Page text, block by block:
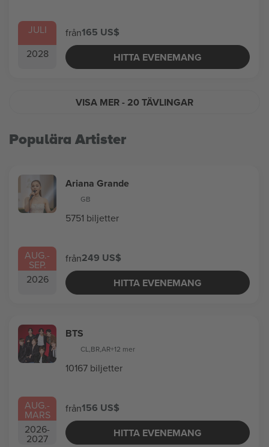
JULI
2028
från165 US$
HITTA EVENEMANG
VISA MER- 20 TÄVLINGAR
Populära Artister
AUG.-
SEP.
2026
Ariana Grande
GB
5751 biljetter
från249 US$
HITTA EVENEMANG
AUG.-
MARS
2026-
2027
BTS
CL,BR,AR+12 mer
10167 biljetter
från156 US$
HITTA EVENEMANG